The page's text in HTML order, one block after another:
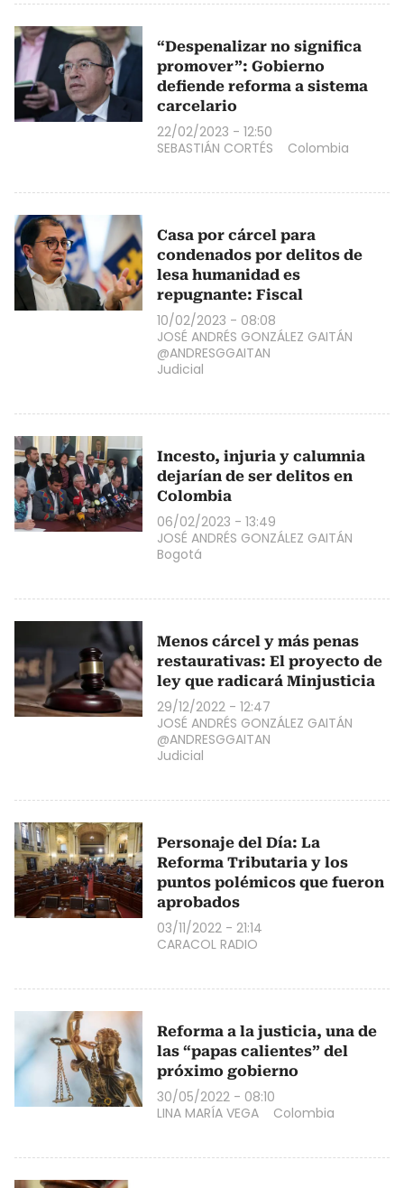
“Despenalizar no significa
promover”: Gobierno
defiende reforma a sistema
carcelario
22/02/2023 - 12:50
SEBASTIÁN CORTÉS
Colombia
Casa por cárcel para
condenados por delitos de
lesa humanidad es
repugnante: Fiscal
10/02/2023 - 08:08
JOSÉ ANDRÉS GONZÁLEZ GAITÁN
@ANDRESGGAITAN
Judicial
Incesto, injuria y calumnia
dejarían de ser delitos en
Colombia
06/02/2023 - 13:49
JOSÉ ANDRÉS GONZÁLEZ GAITÁN
Bogotá
Menos cárcel y más penas
restaurativas: El proyecto de
ley que radicará Minjusticia
29/12/2022 - 12:47
JOSÉ ANDRÉS GONZÁLEZ GAITÁN
@ANDRESGGAITAN
Judicial
Personaje del Día: La
Reforma Tributaria y los
puntos polémicos que fueron
aprobados
03/11/2022 - 21:14
CARACOL RADIO
Reforma a la justicia, una de
las “papas calientes” del
próximo gobierno
30/05/2022 - 08:10
LINA MARÍA VEGA
Colombia